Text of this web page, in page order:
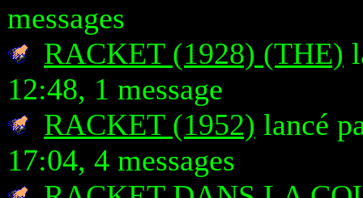
messages
RACKET (1928) (THE)
12:48, 1 message
RACKET (1952) lancé
17:04, 4 messages